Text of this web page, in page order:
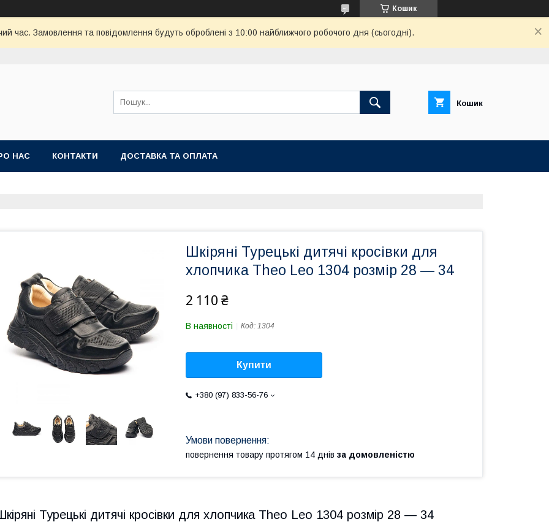
Кошик
час. Замовлення та повідомлення будуть оброблені з 10:00 найближчого робочого дня (сьогодні).
Кошик
НАС КОНТАКТИ ДОСТАВКА ТА ОПЛАТА
Шкіряні Турецькі дитячі кросівки для
хлопчика Theo Leo 1304 розмір 28 — 34
2 110 ₴
В наявності Код: 1304
Купити
+380 (97) 833-56-76
повернення товару протягом 14 днів за домовленістю
Турецькі дитячі кросівки для хлопчика Theo Leo 1304 розмір 28 — 34